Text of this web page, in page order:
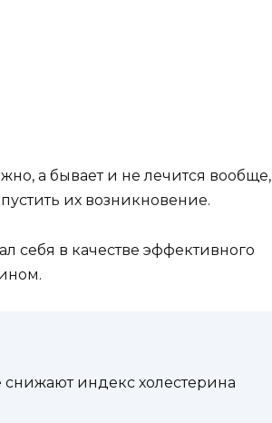
а бывает и не лечится вообще,
их возникновение.
себя в качестве эффективного
индекс холестерина